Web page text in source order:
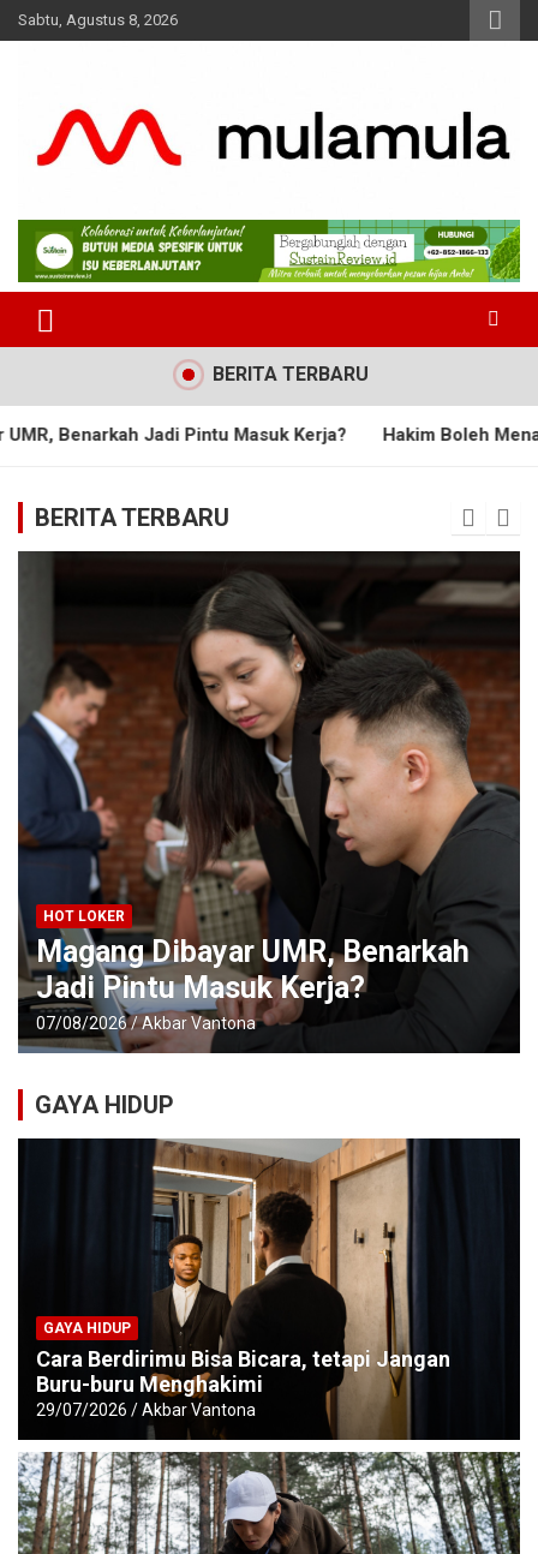
Skip
to
Sabtu, Agustus 8, 2026
MulaMula
Medianya para Gen Z
BERITA TERBARU
Masuk Kerja? Hakim Boleh Menafsirkan, tetapi Tak
BERITA TERBARU
HOT LOKER
Magang Dibayar UMR, Benarkah
Jadi Pintu Masuk Kerja?
07/08/2026 Akbar Vantona
GAYA HIDUP
GAYA HIDUP
Cara Berdirimu Bisa Bicara, tetapi Jangan
Buru-buru Menghakimi
29/07/2026 Akbar Vantona